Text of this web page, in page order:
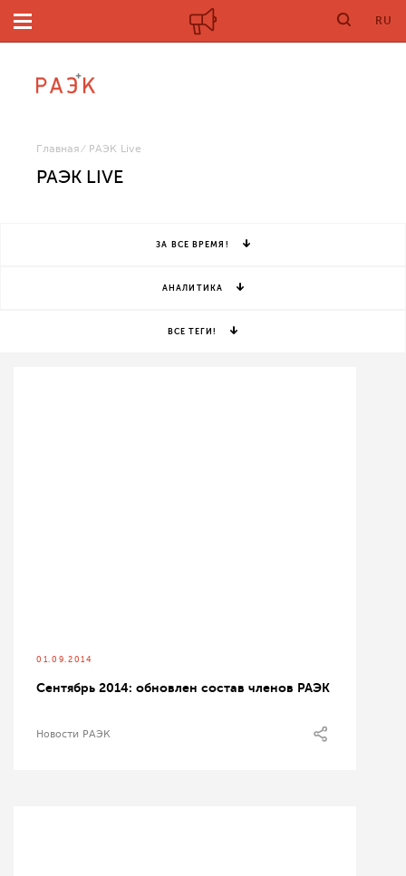
RU
Главная РАЭК Live
РАЭК LIVE
ЗА ВСЕ ВРЕМЯ!
АНАЛИТИКА
ВСЕ ТЕГИ!
01.09.2014
Сентябрь 2014: обновлен состав членов РАЭК
Новости РАЭК